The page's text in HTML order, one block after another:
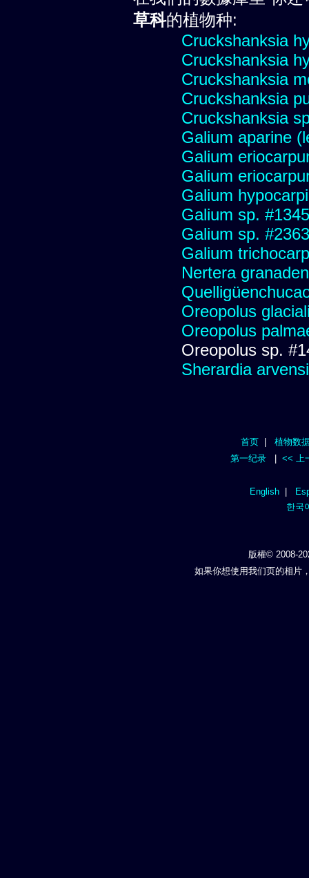
草科的植物种:
Cruckshanksia
Cruckshanksia
Cruckshanksia
Cruckshanksia
Cruckshanksia
Galium aparine
Galium
Galium
Galium
Galium sp. #1345
Galium sp. #2363
Galium
Nertera
Oreopolus
Oreopolus
Oreopolus sp.
Sherardia
首页
植物数
第一纪录| << 上
English|
한국
版權© 2008-
如果你想使用我们页的相片